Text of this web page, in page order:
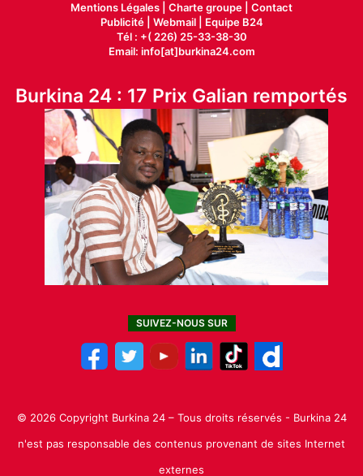
Mentions Légales | Charte groupe | Contact
Publicité| Webmail |
Equipe B24
Tél : +( 226) 25-33-38-30
Email: info[at]burkina24.com
Burkina 24 : 17 Prix Galian remportés
SUIVEZ-NOUS SUR
© 2026 Copyright Burkina 24 – Tous droits réservés - Burkina 24
n'est pas responsable des contenus provenant de sites Internet
externes